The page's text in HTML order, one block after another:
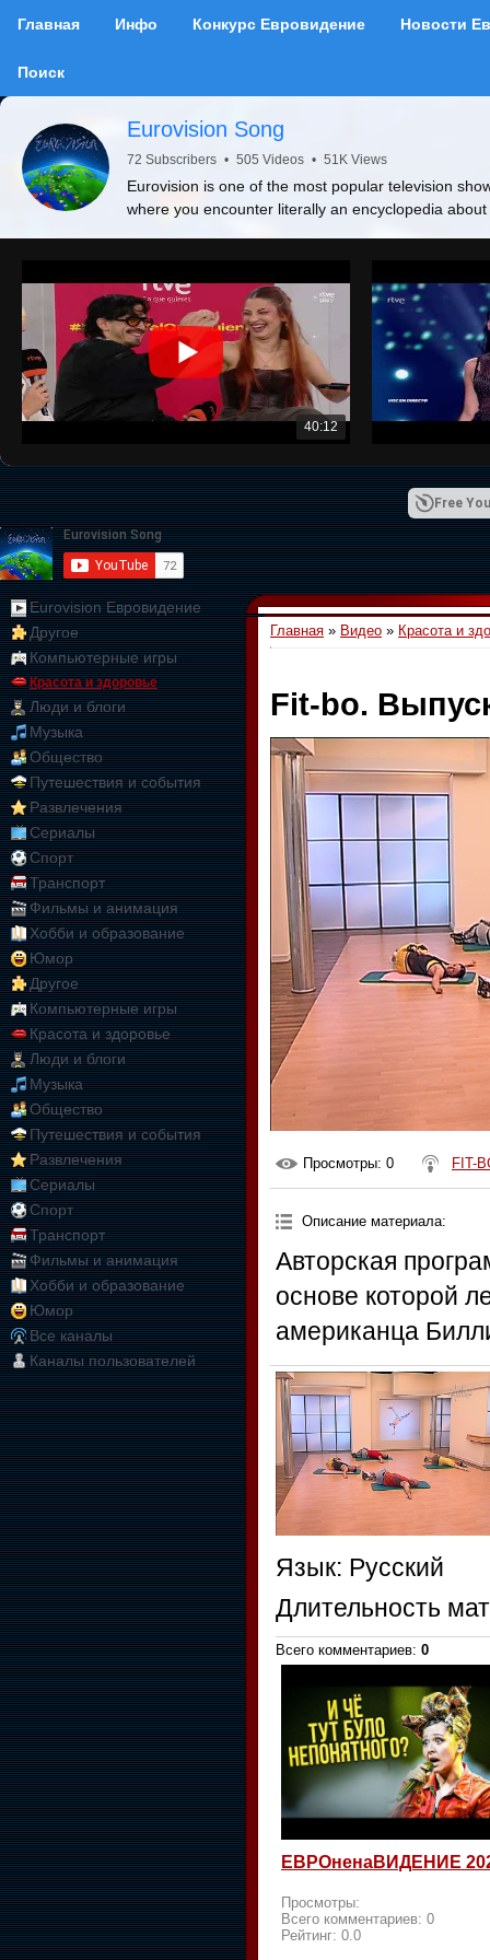
Главная Инфо Конкурс Евровидение Новости
Поиск
Eurovision Song
72 Subscribers • 505 Videos • 51K Views
Eurovision is one of the most popular television
where you encounter literally an encyclopedia
40:12
Free
Eurovision Евровидение
Другое
Компьютерные игры
Красота и здоровье
Люди и блоги
Музыка
Общество
Путешествия и события
Развлечения
Сериалы
Спорт
Транспорт
Фильмы и анимация
Хобби и образование
Юмор
Другое
Компьютерные игры
Красота и здоровье
Люди и блоги
Музыка
Общество
Путешествия и события
Развлечения
Сериалы
Спорт
Транспорт
Фильмы и анимация
Хобби и образование
Юмор
Все каналы
Каналы пользователей
Главная » Видео » Красота и
Fit-bo.
Просмотры: 0 FIT-
Описание материала:
Авторская
основе которой
американца
Язык: Русский
Длительность
Всего комментариев: 0
ЕВРОненаВИДЕНИЕ
Просмотры:
Всего комментариев: 0
Рейтинг: 0.0